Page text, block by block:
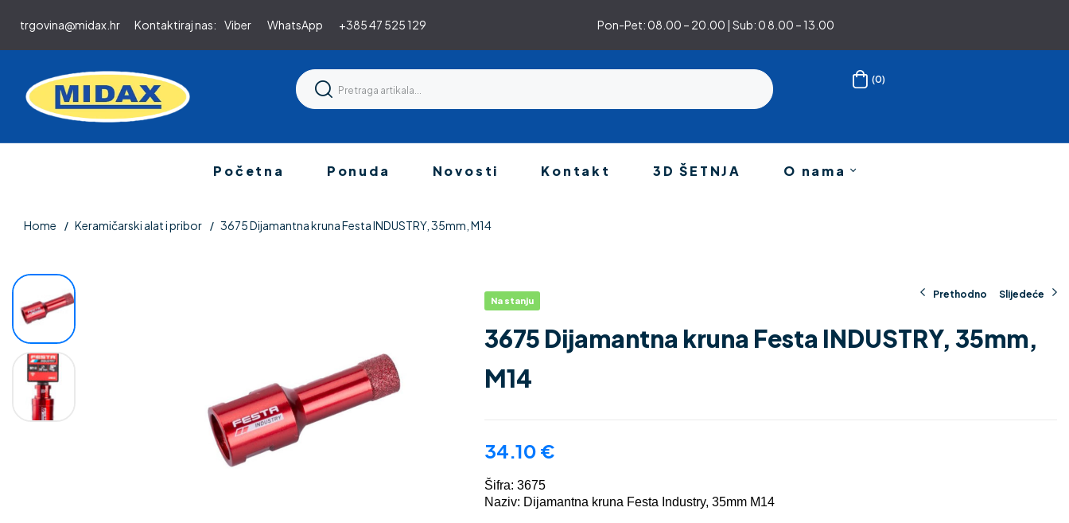
trgovina@midax.hr Kontaktiraj nas: Viber WhatsApp +385 47 525 129 Pon-Pet: 08.00 – 20.00 | Sub: 0 8.00 – 13.00
(0)
Početna Ponuda Novosti Kontakt 3D ŠETNJA O nama
Home Keramičarski alat i pribor 3675 Dijamantna kruna Festa INDUSTRY, 35mm, M14
Prethodno Slijedeće
Na stanju
3675 Dijamantna kruna Festa INDUSTRY, 35mm,
M14
34.10 €
Šifra: 3675
Naziv: Dijamantna kruna Festa Industry, 35mm M14